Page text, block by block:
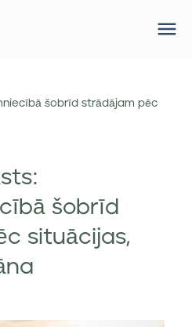
šobrīd strādājam pēc
šobrīd
situācijas,